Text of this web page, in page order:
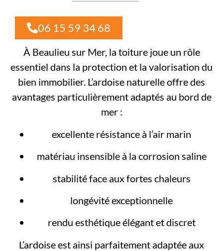
06 15 59 34 68
À Beaulieu sur Mer, la toiture joue un rôle
essentiel dans la protection et la valorisation du
bien immobilier. L’ardoise naturelle offre des
avantages particulièrement adaptés au bord de
mer :
excellente résistance à l’air marin
matériau insensible à la corrosion saline
stabilité face aux fortes chaleurs
longévité exceptionnelle
rendu esthétique élégant et discret
L’ardoise est ainsi parfaitement adaptée aux